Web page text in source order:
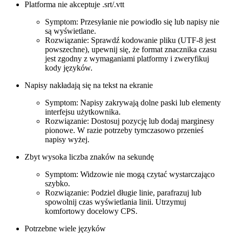
Platforma nie akceptuje .srt/.vtt
Symptom: Przesyłanie nie powiodło się lub napisy nie
są wyświetlane.
Rozwiązanie: Sprawdź kodowanie pliku (UTF-8 jest
powszechne), upewnij się, że format znacznika czasu
jest zgodny z wymaganiami platformy i zweryfikuj
kody języków.
Napisy nakładają się na tekst na ekranie
Symptom: Napisy zakrywają dolne paski lub elementy
interfejsu użytkownika.
Rozwiązanie: Dostosuj pozycję lub dodaj marginesy
pionowe. W razie potrzeby tymczasowo przenieś
napisy wyżej.
Zbyt wysoka liczba znaków na sekundę
Symptom: Widzowie nie mogą czytać wystarczająco
szybko.
Rozwiązanie: Podziel długie linie, parafrazuj lub
spowolnij czas wyświetlania linii. Utrzymuj
komfortowy docelowy CPS.
Potrzebne wiele języków